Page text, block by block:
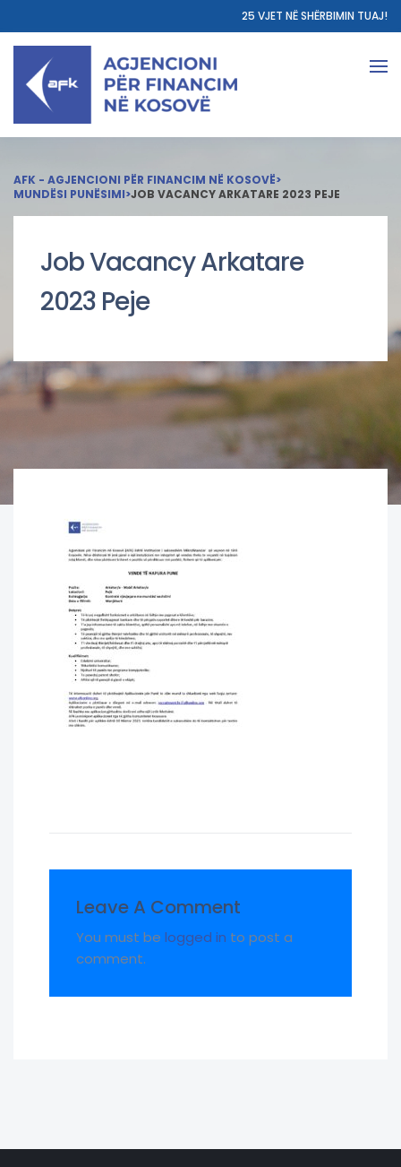
25 VJET NË SHËRBIMIN TUAJ!
AFK - AGJENCIONI PËR FINANCIM NË KOSOVË>
MUNDËSI PUNËSIMI>JOB VACANCY ARKATARE 2023 PEJE
Job Vacancy Arkatare
2023 Peje
Leave A Comment
You must be logged in to post a
comment.